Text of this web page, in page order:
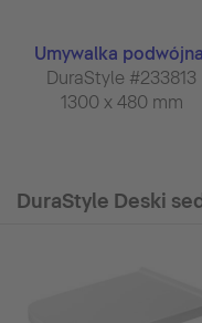
Umywalka podwójna
DuraStyle #233813
1300 x 480 mm
DuraStyle Deski